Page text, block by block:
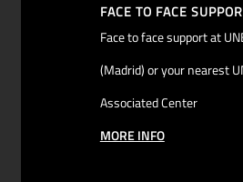
FACE TO FACE
Face to face support at
(Madrid) or your nearest
Associated Center
MORE INFO